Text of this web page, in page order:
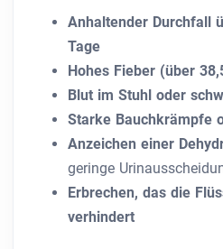
Anhaltender Durchfall
Tage
Hohes Fieber (über
Blut im Stuhl oder
Starke Bauchkrämpfe
Anzeichen einer
geringe
Erbrechen, das die
verhindert